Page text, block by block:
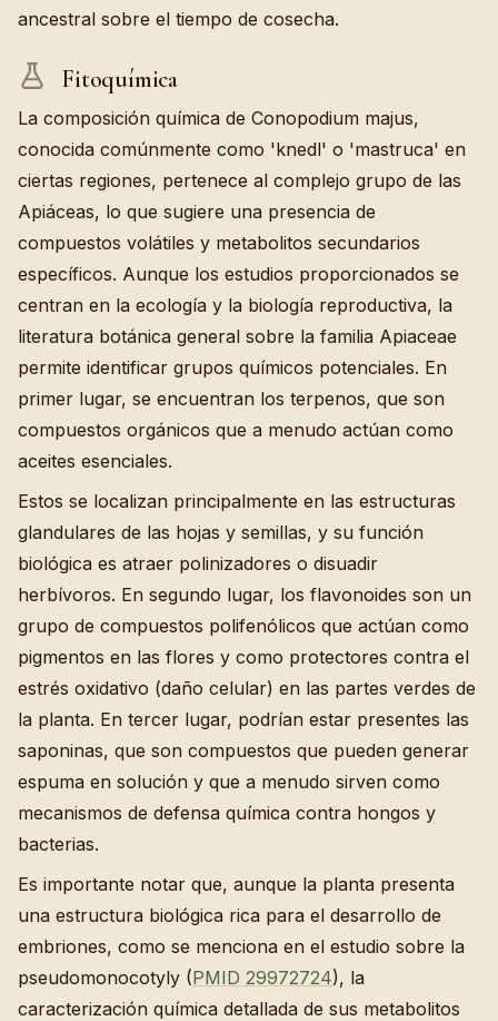
ancestral sobre el tiempo de cosecha.
Fitoquímica
La composición química de Conopodium majus,
conocida comúnmente como 'knedl' o 'mastruca' en
ciertas regiones, pertenece al complejo grupo de las
Apiáceas, lo que sugiere una presencia de
compuestos volátiles y metabolitos secundarios
específicos. Aunque los estudios proporcionados se
centran en la ecología y la biología reproductiva, la
literatura botánica general sobre la familia Apiaceae
permite identificar grupos químicos potenciales. En
primer lugar, se encuentran los terpenos, que son
compuestos orgánicos que a menudo actúan como
aceites esenciales.
Estos se localizan principalmente en las estructuras
glandulares de las hojas y semillas, y su función
biológica es atraer polinizadores o disuadir
herbívoros. En segundo lugar, los flavonoides son un
grupo de compuestos polifenólicos que actúan como
pigmentos en las flores y como protectores contra el
estrés oxidativo (daño celular) en las partes verdes de
la planta. En tercer lugar, podrían estar presentes las
saponinas, que son compuestos que pueden generar
espuma en solución y que a menudo sirven como
mecanismos de defensa química contra hongos y
bacterias.
Es importante notar que, aunque la planta presenta
una estructura biológica rica para el desarrollo de
embriones, como se menciona en el estudio sobre la
pseudomonocotyly (PMID 29972724), la
caracterización química detallada de sus metabolitos